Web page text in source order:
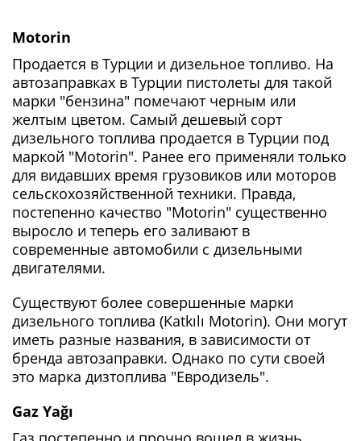
Motorin
Продается в Турции и дизельное топливо. На
автозаправках в Турции пистолеты для такой
марки "бензина" помечают черным или
желтым цветом. Самый дешевый сорт
дизельного топлива продается в Турции под
маркой "Motorin". Ранее его применяли только
для видавших время грузовиков или моторов
сельскохозяйственной техники. Правда,
постепенно качество "Motorin" существенно
выросло и теперь его заливают в
современные автомобили с дизельными
двигателями.
Существуют более совершенные марки
дизельного топлива (Katkılı Motorin). Они могут
иметь разные названия, в зависимости от
бренда автозаправки. Однако по сути своей
это марка дизтоплива "Евродизель".
Gaz Yağı